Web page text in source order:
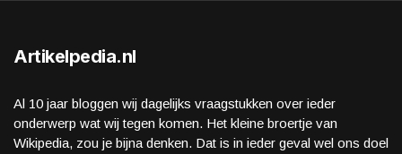
Artikelpedia.nl
Al 10 jaar bloggen wij dagelijks vraagstukken over ieder
onderwerp wat wij tegen komen. Het kleine broertje van
Wikipedia, zou je bijna denken. Dat is in ieder geval wel ons doel